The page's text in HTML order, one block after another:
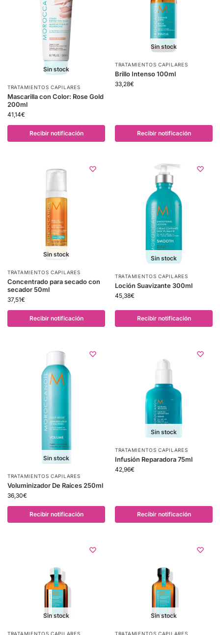
Sin stock
TRATAMIENTOS CAPILARES
Mascarilla con Color: Rose Gold
200ml
41,14€
Recibir notificación
Sin stock
TRATAMIENTOS CAPILARES
Brillo Intenso 100ml
33,28€
Recibir notificación
Sin stock
TRATAMIENTOS CAPILARES
Concentrado para secado con
secador 50ml
37,51€
Recibir notificación
Sin stock
TRATAMIENTOS CAPILARES
Loción Suavizante 300ml
45,38€
Recibir notificación
Sin stock
TRATAMIENTOS CAPILARES
Voluminizador De Raíces 250ml
36,30€
Recibir notificación
Sin stock
TRATAMIENTOS CAPILARES
Infusión Reparadora 75ml
42,96€
Recibir notificación
Sin stock
TRATAMIENTOS CAPILARES
Sin stock
TRATAMIENTOS CAPILARES